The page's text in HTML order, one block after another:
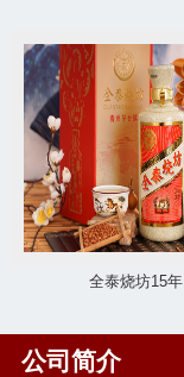
全泰烧坊15年
公司简介